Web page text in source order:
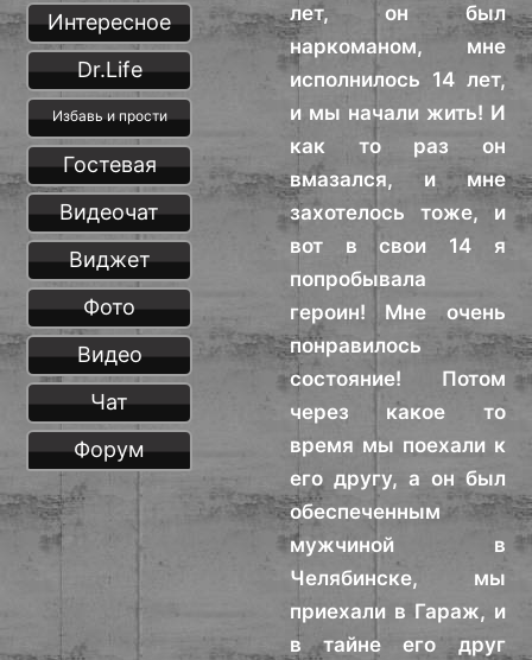
лет, он был
наркоманом, мне
исполнилось 14 лет,
и мы начали жить! И
как то раз он
вмазался, и мне
захотелось тоже, и
вот в свои 14 я
попробывала
героин! Мне очень
понравилось
состояние! Потом
через какое то
время мы поехали к
его другу, а он был
обеспеченным
мужчиной в
Челябинске, мы
приехали в Гараж, и
в тайне его друг
Интересное
Dr.Life
Избавь и прости
Гостевая
Видеочат
Виджет
Фото
Видео
Чат
Форум